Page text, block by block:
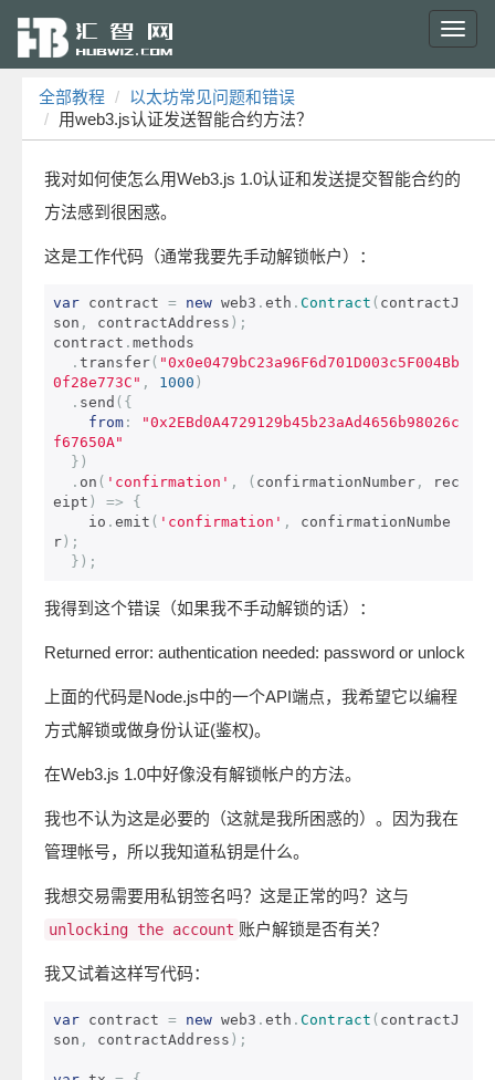
全部教程
以太坊常见问题和错误
用web3.js认证发送智能合约方法？
我对如何使怎么用Web3.js 1.0认证和发送提交智能合约的
方法感到很困惑。
这是工作代码（通常我要先手动解锁帐户）：
var contract = new web3 . eth . Contract ( contractJ
son , contractAddress );
contract . methods
. transfer( "0x0e0479bC23a96F6d701D003c5F004Bb
0f28e773C" , 1000 )
. send ({
from :
"0x2EBd0A4729129b45b23aAd4656b98026c
f67650A"
})
. on ( 'confirmation' , ( confirmationNumber ,
rec
eipt ) =>
{
    io
. emit ( 'confirmation' ,
confirmationNumbe
r );
});
我得到这个错误（如果我不手动解锁的话）：
Returned error: authentication needed: password or unlock
上面的代码是Node.js中的一个API端点，我希望它以编程
方式解锁或做身份认证(鉴权)。
在Web3.js 1.0中好像没有解锁帐户的方法。
我也不认为这是必要的（这就是我所困惑的）。因为我在
管理帐号，所以我知道私钥是什么。
我想交易需要用私钥签名吗？这是正常的吗？这与
unlocking the account 账户解锁是否有关？
我又试着这样写代码：
var contract = new web3 . eth . Contract ( contractJ
son , contractAddress );